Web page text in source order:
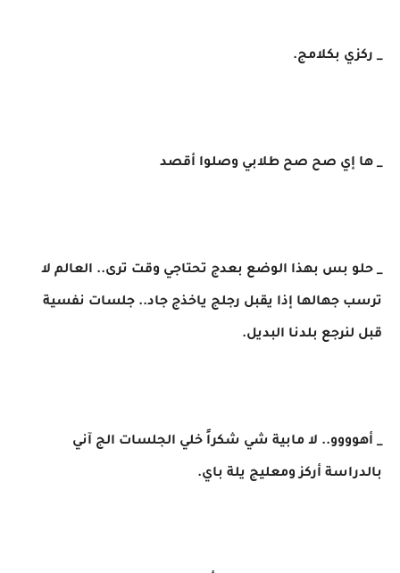
_ ركزي بكلامج.
_ ها إي صح صح طلابي وصلوا أقصد
_ حلو بس بهذا الوضع بعدج تحتاجي وقت ترى.. العالم لا
ترسب جهالها إذا يقبل رجلج ياخذج جاد.. جلسات نفسية
قبل لنرجع بلدنا البديل.
_ أهوووو.. لا مابية شي شكراً خلي الجلسات الج آني
بالدراسة أركز ومعليج يلة باي.